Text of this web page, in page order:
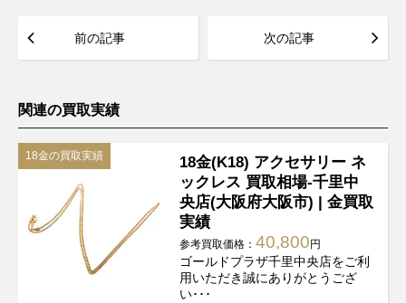
前の記事 次の記事
関連の買取実績
18金の買取実績
18金(K18) アクセサリー ネ
ックレス 買取相場-千里中
央店(大阪府大阪市) | 金買取
実績
参考買取価格：40,800 円
ゴールドプラザ千里中央店をご利
用いただき誠にありがとうござ
い･･･